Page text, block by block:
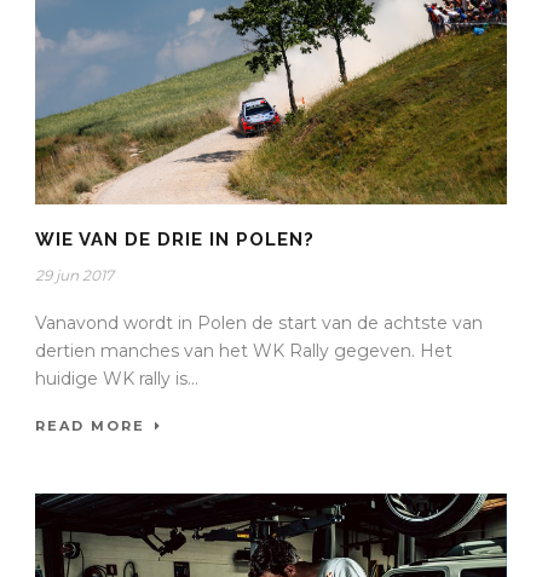
WIE VAN DE DRIE IN POLEN?
29 jun 2017
Vanavond wordt in Polen de start van de achtste van
dertien manches van het WK Rally gegeven. Het
huidige WK rally is...
READ MORE